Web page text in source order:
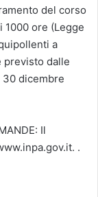
del corso
1000 ore (Legge
a
previsto dalle
30 dicembre
Il
.